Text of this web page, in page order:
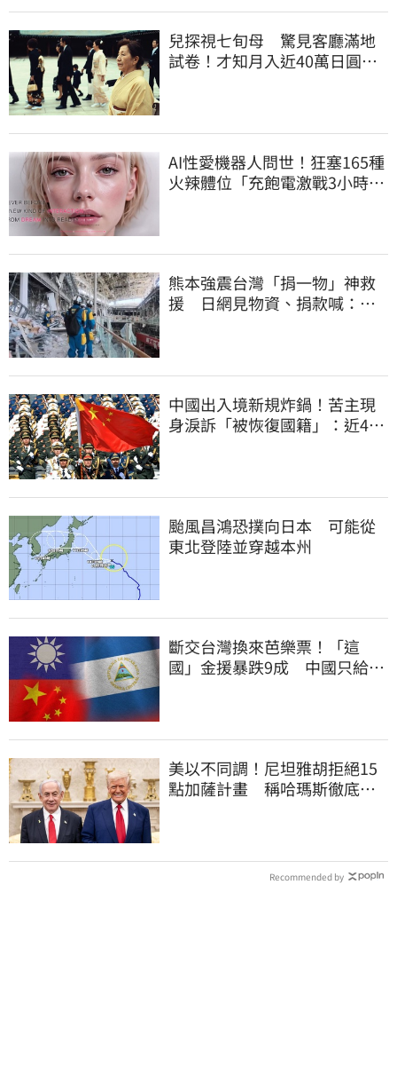
兒探視七旬母 驚見客廳滿地
試卷！才知月入近40萬日圓
AI性愛機器人問世！狂塞165種
火辣體位「充飽電激戰3小時」
熊本強震台灣「捐一物」神救
援 日網見物資、捐款喊：給
中國出入境新規炸鍋！苦主現
身淚訴「被恢復國籍」：近4億
颱風昌鴻恐撲向日本 可能從
東北登陸並穿越本州
斷交台灣換來芭樂票！「這
國」金援暴跌9成 中國只給26
美以不同調！尼坦雅胡拒絕15
點加薩計畫 稱哈瑪斯徹底繳
Recommended by